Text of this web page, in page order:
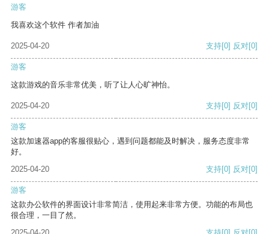
游客
我喜欢这个软件 作者加油
2025-04-20 支持[0] 反对[0]
游客
这款游戏的音乐非常优美，听了让人心旷神怡。
2025-04-20 支持[0] 反对[0]
游客
这款加速器app的客服很贴心，遇到问题都能及时解决，服务态度非常
好。
2025-04-20
支持[0] 反对[0]
游客
这款办公软件的界面设计非常简洁，使用起来非常方便。功能的布局也
很合理，一目了然。